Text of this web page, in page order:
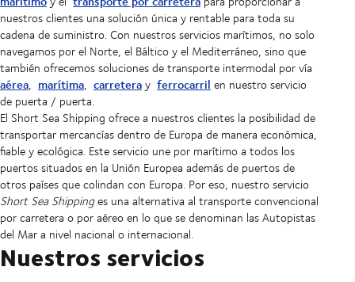
nuestros clientes una solución única y rentable para toda su
cadena de suministro. Con nuestros servicios marítimos, no solo
navegamos por el Norte, el Báltico y el Mediterráneo, sino que
también ofrecemos soluciones de transporte intermodal por vía
aérea, marítima, carreteray ferrocarril en nuestro servicio
de puerta / puerta.
El Short Sea Shipping ofrece a nuestros clientes la posibilidad de
transportar mercancías dentro de Europa de manera económica,
fiable y ecológica. Este servicio une por marítimo a todos los
puertos situados en la Unión Europea además de puertos de
otros países que colindan con Europa. Por eso, nuestro servicio
Short Sea Shippinges una alternativa al transporte convencional
por carretera o por aéreo en lo que se denominan las Autopistas
del Mar a nivel nacional o internacional.
Nuestros servicios